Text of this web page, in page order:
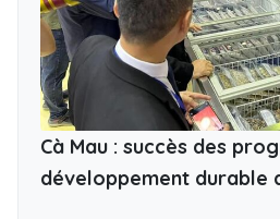
Cà Mau : succès des
développement durable